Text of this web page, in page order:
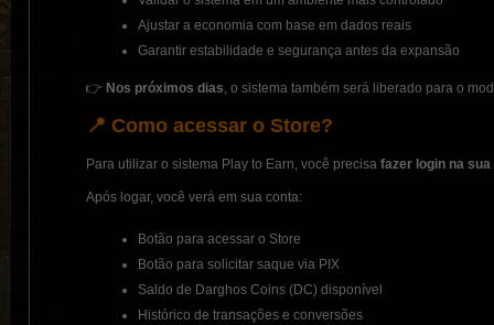
Ajustar a economia com base em dados reais
Garantir estabilidade e segurança antes da expansão
👉 Nos próximos dias , o sistema também será liberado para o
📍 Como acessar o Store?
Para utilizar o sistema Play to Earn, você precisa fazer login na
Após logar, você verá em sua conta:
Botão para acessar o Store
Botão para solicitar saque via PIX
Saldo de Darghos Coins (DC) disponível
Histórico de transações e conversões